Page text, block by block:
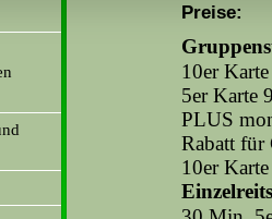
Preise:
10er
5er Karte
PLUS
Rabatt für
10er